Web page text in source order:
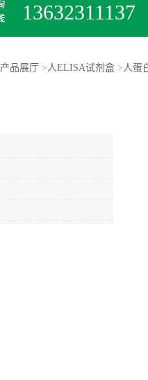
13632311137
产品展厅 >人ELISA试剂盒>人蛋